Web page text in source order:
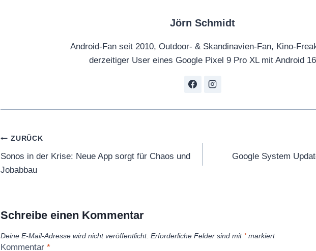
Jörn Schmidt
Android-Fan seit 2010, Outdoor- & Skandinavien-Fan, Kino-
derzeitiger User eines Google Pixel 9 Pro XL mit Android 16
Beitragsnavigation
ZURÜCK
Sonos in der Krise: Neue App sorgt für Chaos und
Jobabbau
Google System
Schreibe einen Kommentar
Deine E-Mail-Adresse wird nicht veröffentlicht. Erforderliche Felder sind mit *markiert
Kommentar *